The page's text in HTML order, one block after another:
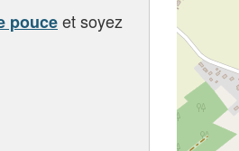
pouceet soyez